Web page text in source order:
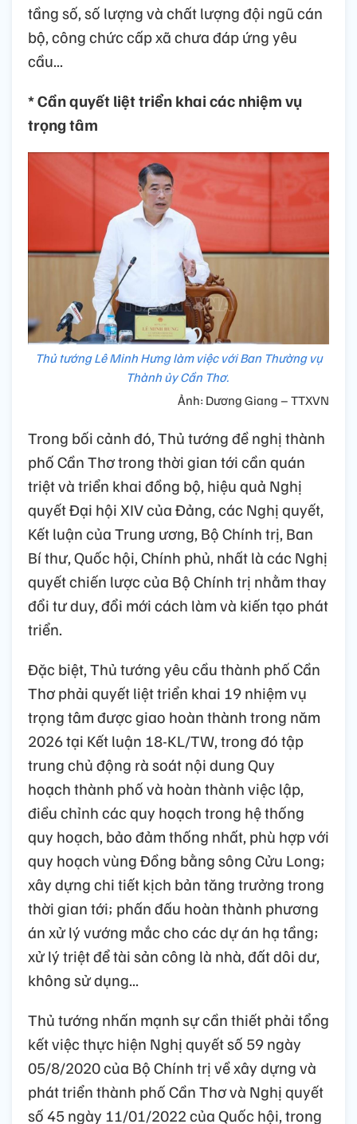
tầng số, số lượng và chất lượng đội ngũ cán
bộ, công chức cấp xã chưa đáp ứng yêu
cầu...
* Cần quyết liệt triển khai các nhiệm vụ
trọng tâm
Thủ tướng Lê Minh Hưng làm việc với Ban Thường vụ
Thành ủy Cần Thơ.
Ảnh: Dương Giang – TTXVN
Trong bối cảnh đó, Thủ tướng đề nghị thành
phố Cần Thơ trong thời gian tới cần quán
triệt và triển khai đồng bộ, hiệu quả Nghị
quyết Đại hội XIV của Đảng, các Nghị quyết,
Kết luận của Trung ương, Bộ Chính trị, Ban
Bí thư, Quốc hội, Chính phủ, nhất là các Nghị
quyết chiến lược của Bộ Chính trị nhằm thay
đổi tư duy, đổi mới cách làm và kiến tạo phát
triển.
Đặc biệt, Thủ tướng yêu cầu thành phố Cần
Thơ phải quyết liệt triển khai 19 nhiệm vụ
trọng tâm được giao hoàn thành trong năm
2026 tại Kết luận 18-KL/TW, trong đó tập
trung chủ động rà soát nội dung Quy
hoạch thành phố và hoàn thành việc lập,
điều chỉnh các quy hoạch trong hệ thống
quy hoạch, bảo đảm thống nhất, phù hợp với
quy hoạch vùng Đồng bằng sông Cửu Long;
xây dựng chi tiết kịch bản tăng trưởng trong
thời gian tới; phấn đấu hoàn thành phương
án xử lý vướng mắc cho các dự án hạ tầng;
xử lý triệt để tài sản công là nhà, đất dôi dư,
không sử dụng...
Thủ tướng nhấn mạnh sự cần thiết phải tổng
kết việc thực hiện Nghị quyết số 59 ngày
05/8/2020 của Bộ Chính trị về xây dựng và
phát triển thành phố Cần Thơ và Nghị quyết
số 45 ngày 11/01/2022 của Quốc hội, trong